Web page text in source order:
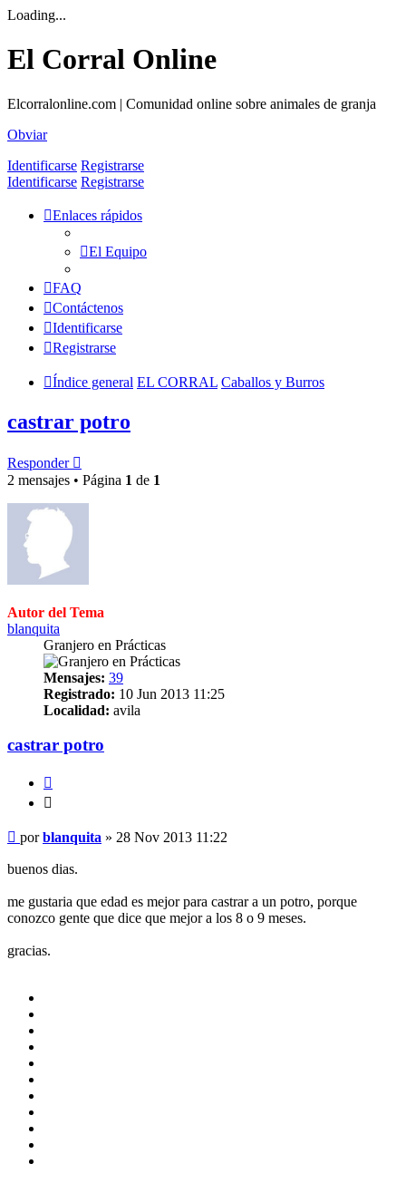
Loading...
El Corral Online
Elcorralonline.com | Comunidad online sobre animales de granja
Obviar
Identificarse Registrarse
Identificarse Registrarse
Enlaces rápidos
El Equipo
FAQ
Contáctenos
Identificarse
Registrarse
Índice general EL CORRAL Caballos y Burros
castrar potro
Responder
2 mensajes • Página 1 de 1
Autor del Tema
blanquita
Granjero en Prácticas
Mensajes: 39
Registrado: 10 Jun 2013 11:25
Localidad: avila
castrar potro
Mensaje
porblanquita » 28 Nov 2013 11:22
buenos dias.
me gustaria que edad es mejor para castrar a un potro, porque
conozco gente que dice que mejor a los 8 o 9 meses.
gracias.